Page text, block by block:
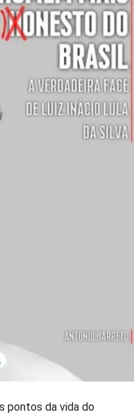
pontos da vida do